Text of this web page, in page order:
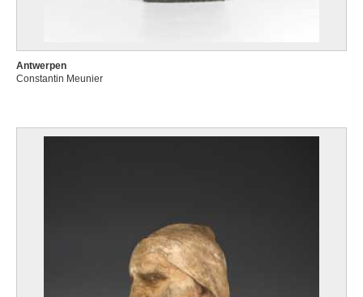
Antwerpen
Constantin Meunier